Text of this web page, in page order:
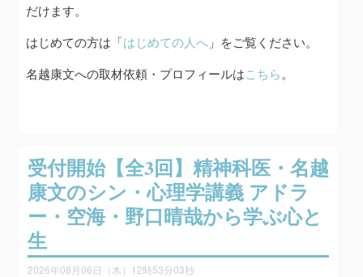
だけます。
はじめての方は「はじめての人へ 」をご覧ください。
名越康文への取材依頼・プロフィールはこちら。
受付開始【全3回】精神科医・名越
康文のシン・心理学講義 アドラ
ー・空海・野口晴哉から学ぶ心と
生
2026年08月06日（木）12時53分03秒